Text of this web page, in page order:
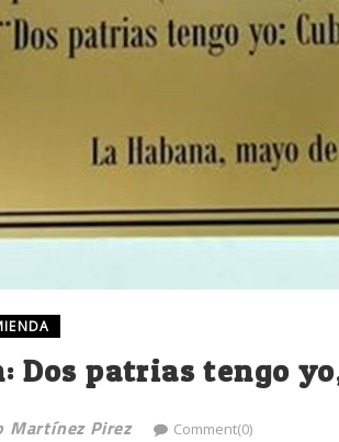
Dos patrias tengo
Martínez Pirez Comment(0)